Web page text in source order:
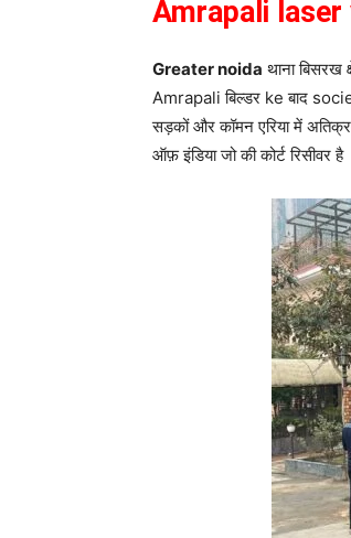
Amrapali
Greater noida थाना
Amrapali बिल्डर ke बाद
सड़कों और कॉमन एरिया में
ऑफ़ इंडिया जो की कोर्ट रिसीवर है